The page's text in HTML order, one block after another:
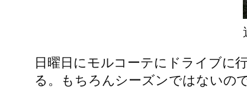
日曜日にモルコーテにドライブに
る。もちろんシーズンではないの